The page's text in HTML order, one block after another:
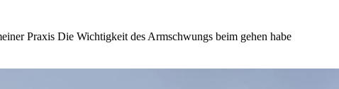
Praxis Die Wichtigkeit des Armschwungs beim gehen habe